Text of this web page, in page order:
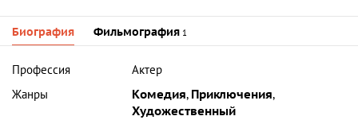
Биография Фильмография 1
Профессия
Актер
Жанры
Комедия, Приключения,
Художественный